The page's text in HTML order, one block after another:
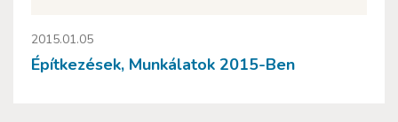
2015.01.05
Építkezések, Munkálatok 2015-Ben